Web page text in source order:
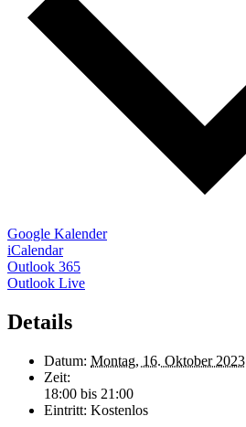
Google Kalender
iCalendar
Outlook 365
Outlook Live
Details
Datum: Montag, 16. Oktober 2023
Zeit:
18:00 bis 21:00
Eintritt: Kostenlos